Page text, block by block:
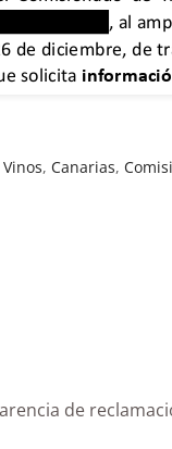
,Canarias,
de